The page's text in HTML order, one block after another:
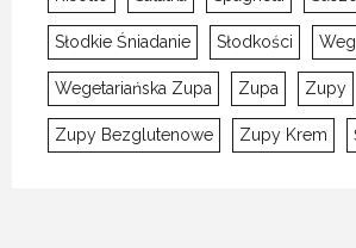
Słodkie Śniadanie Słodkości
Wegetariańska Zupa Zupa Zupy
Zupy Bezglutenowe Zupy Krem